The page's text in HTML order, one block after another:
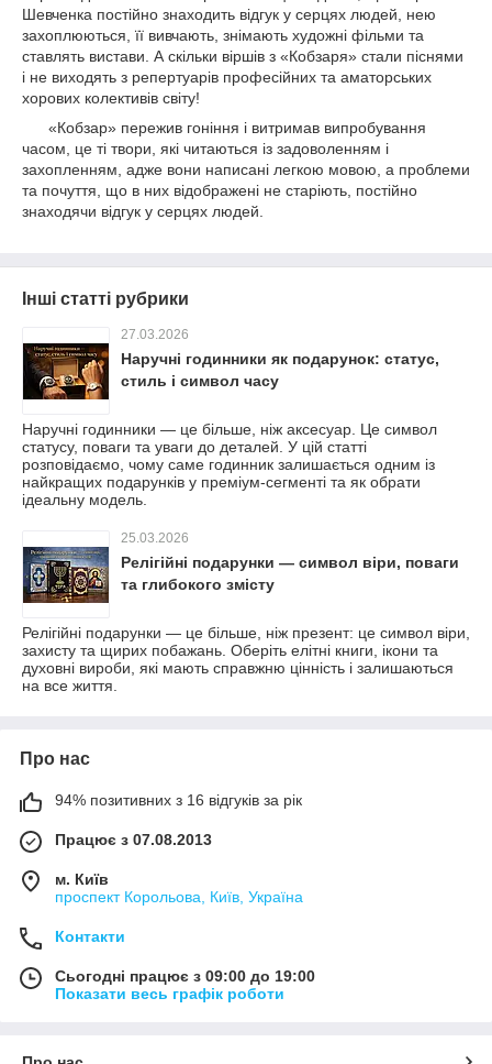
Шевченка постійно знаходить відгук у серцях людей, нею
захоплюються, її вивчають, знімають художні фільми та
ставлять вистави. А скільки віршів з «Кобзаря» стали піснями
і не виходять з репертуарів професійних та аматорських
хорових колективів світу!
«Кобзар» пережив гоніння і витримав випробування
часом, це ті твори, які читаються із задоволенням і
захопленням, адже вони написані легкою мовою, а проблеми
та почуття, що в них відображені не старіють, постійно
знаходячи відгук у серцях людей.
Інші статті рубрики
27.03.2026
Наручні годинники як подарунок: статус,
стиль і символ часу
Наручні годинники — це більше, ніж аксесуар. Це символ
статусу, поваги та уваги до деталей. У цій статті
розповідаємо, чому саме годинник залишається одним із
найкращих подарунків у преміум-сегменті та як обрати
ідеальну модель.
25.03.2026
Релігійні подарунки — символ віри, поваги
та глибокого змісту
Релігійні подарунки — це більше, ніж презент: це символ віри,
захисту та щирих побажань. Оберіть елітні книги, ікони та
духовні вироби, які мають справжню цінність і залишаються
на все життя.
Про нас
94% позитивних з 16 відгуків за рік
Працює з 07.08.2013
м. Київ
проспект Корольова, Київ, Україна
Контакти
Сьогодні працює з 09:00 до 19:00
Показати весь графік роботи